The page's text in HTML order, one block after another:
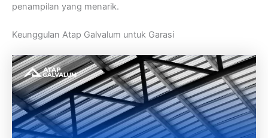
penampilan yang menarik.
Keunggulan Atap Galvalum untuk Garasi